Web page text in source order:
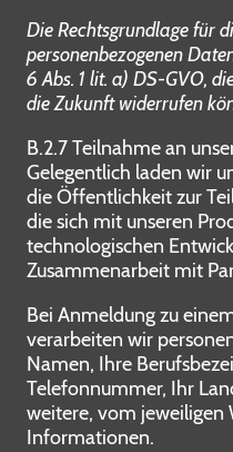
Die Rechtsgrundlage für
personenbezogenen
6 Abs. 1 lit. a) DS-GVO,
die Zukunft widerrufen
B.2.7 Teilnahme an
Gelegentlich laden wir
die Öffentlichkeit zur
die sich mit unseren
technologischen
Zusammenarbeit mit
Bei Anmeldung zu
verarbeiten wir
Namen, Ihre
Telefonnummer, Ihr
weitere, vom jeweiligen
Informationen.